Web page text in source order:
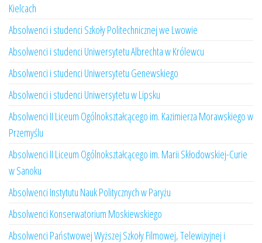
Kielcach
Absolwenci i studenci Szkoły Politechnicznej we Lwowie
Absolwenci i studenci Uniwersytetu Albrechta w Królewcu
Absolwenci i studenci Uniwersytetu Genewskiego
Absolwenci i studenci Uniwersytetu w Lipsku
Absolwenci II Liceum Ogólnokształcącego im. Kazimierza Morawskiego w
Przemyślu
Absolwenci II Liceum Ogólnokształcącego im. Marii Skłodowskiej-Curie
w Sanoku
Absolwenci Instytutu Nauk Politycznych w Paryżu
Absolwenci Konserwatorium Moskiewskiego
Absolwenci Państwowej Wyższej Szkoły Filmowej, Telewizyjnej i